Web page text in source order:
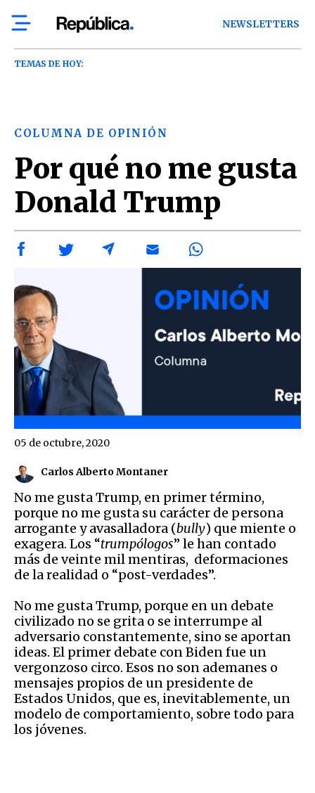
NEWSLETTERS
TEMAS DE HOY:
COLUMNA DE OPINIÓN
Por qué no me gusta
Donald Trump
Carlos Alberto Montaner
05 de octubre, 2020
No me gusta Trump, en primer término,
porque no me gusta su carácter de persona
arrogante y avasalladora (bully) que miente o
exagera. Los “trumpólogos” le han contado
más de veinte mil mentiras, deformaciones
de la realidad o “post-verdades”.
No me gusta Trump, porque en un debate
civilizado no se grita o se interrumpe al
adversario constantemente, sino se aportan
ideas. El primer debate con Biden fue un
vergonzoso circo. Esos no son ademanes o
mensajes propios de un presidente de
Estados Unidos, que es, inevitablemente, un
modelo de comportamiento, sobre todo para
los jóvenes.